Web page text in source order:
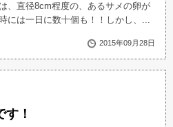
、直径8cm程度の、あるサメの卵が
には一日に数十個も！！しかし、...
2015年09月28日
！